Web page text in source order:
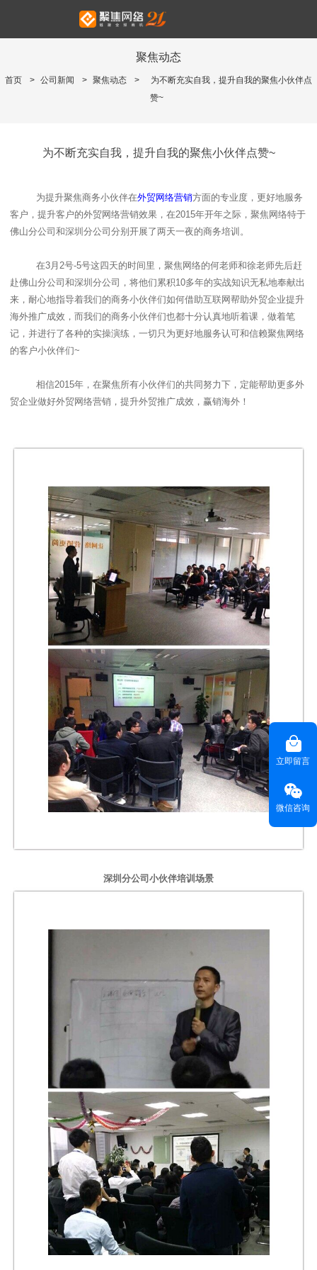
聚焦动态
首页 > 公司新闻 > 聚焦动态 >
为不断充实自我，提升自我的聚焦小伙伴点
赞~
为不断充实自我，提升自我的聚焦小伙伴点赞~
为提升聚焦商务小伙伴在外贸网络营销方面的专业度，更好地服务
客户，提升客户的外贸网络营销效果，在2015年开年之际，聚焦网络特于
佛山分公司和深圳分公司分别开展了两天一夜的商务培训。
在3月 2号-5号这四天的时间里，聚焦网络的何老师和徐老师先后赶
赴佛山分公司和深圳分公司，将他们累积10多年的实战知识无私地奉献出
来，耐心地指导着我们的商务小伙伴们如何借助互联网帮助外贸企业提升
海外推广成效，而我们的商务小伙伴们也都十分认真地听着课，做着笔
记，并进行了各种的实操演练，一切只为更好地服务认可和信赖聚焦网络
的客户小伙伴们~
相信2015年，在聚焦所有小伙伴们的共同努力下，定能帮助更多外
贸企业做好外贸网络营销，提升外贸推广成效，赢销海外！
深圳分公司小伙伴培训场景
立即留言
微信咨询